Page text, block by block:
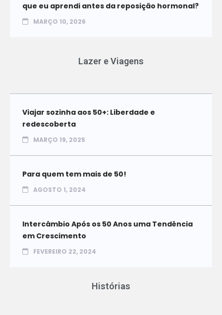
que eu aprendi antes da reposição hormonal?
MARÇO 10, 2026
Lazer e Viagens
Viajar sozinha aos 50+: Liberdade e
redescoberta
MARÇO 19, 2025
Para quem tem mais de 50!
AGOSTO 1, 2024
Intercâmbio Após os 50 Anos uma Tendência
em Crescimento
FEVEREIRO 22, 2024
Histórias